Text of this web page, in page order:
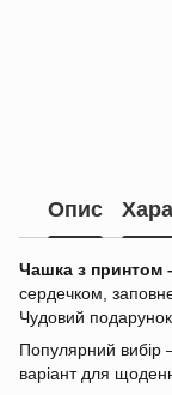
Опис
Чашка з принтом
сердечком,
Чудовий
Популярний вибір
варіант для